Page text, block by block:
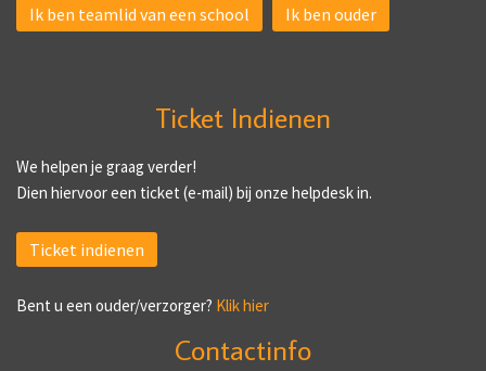
Ik ben teamlid van een school Ik ben ouder
Ticket Indienen
We helpen je graag verder!
Dien hiervoor een ticket (e-mail) bij onze helpdesk in.
Ticket indienen
Bent u een ouder/verzorger? Klik hier
Contactinfo